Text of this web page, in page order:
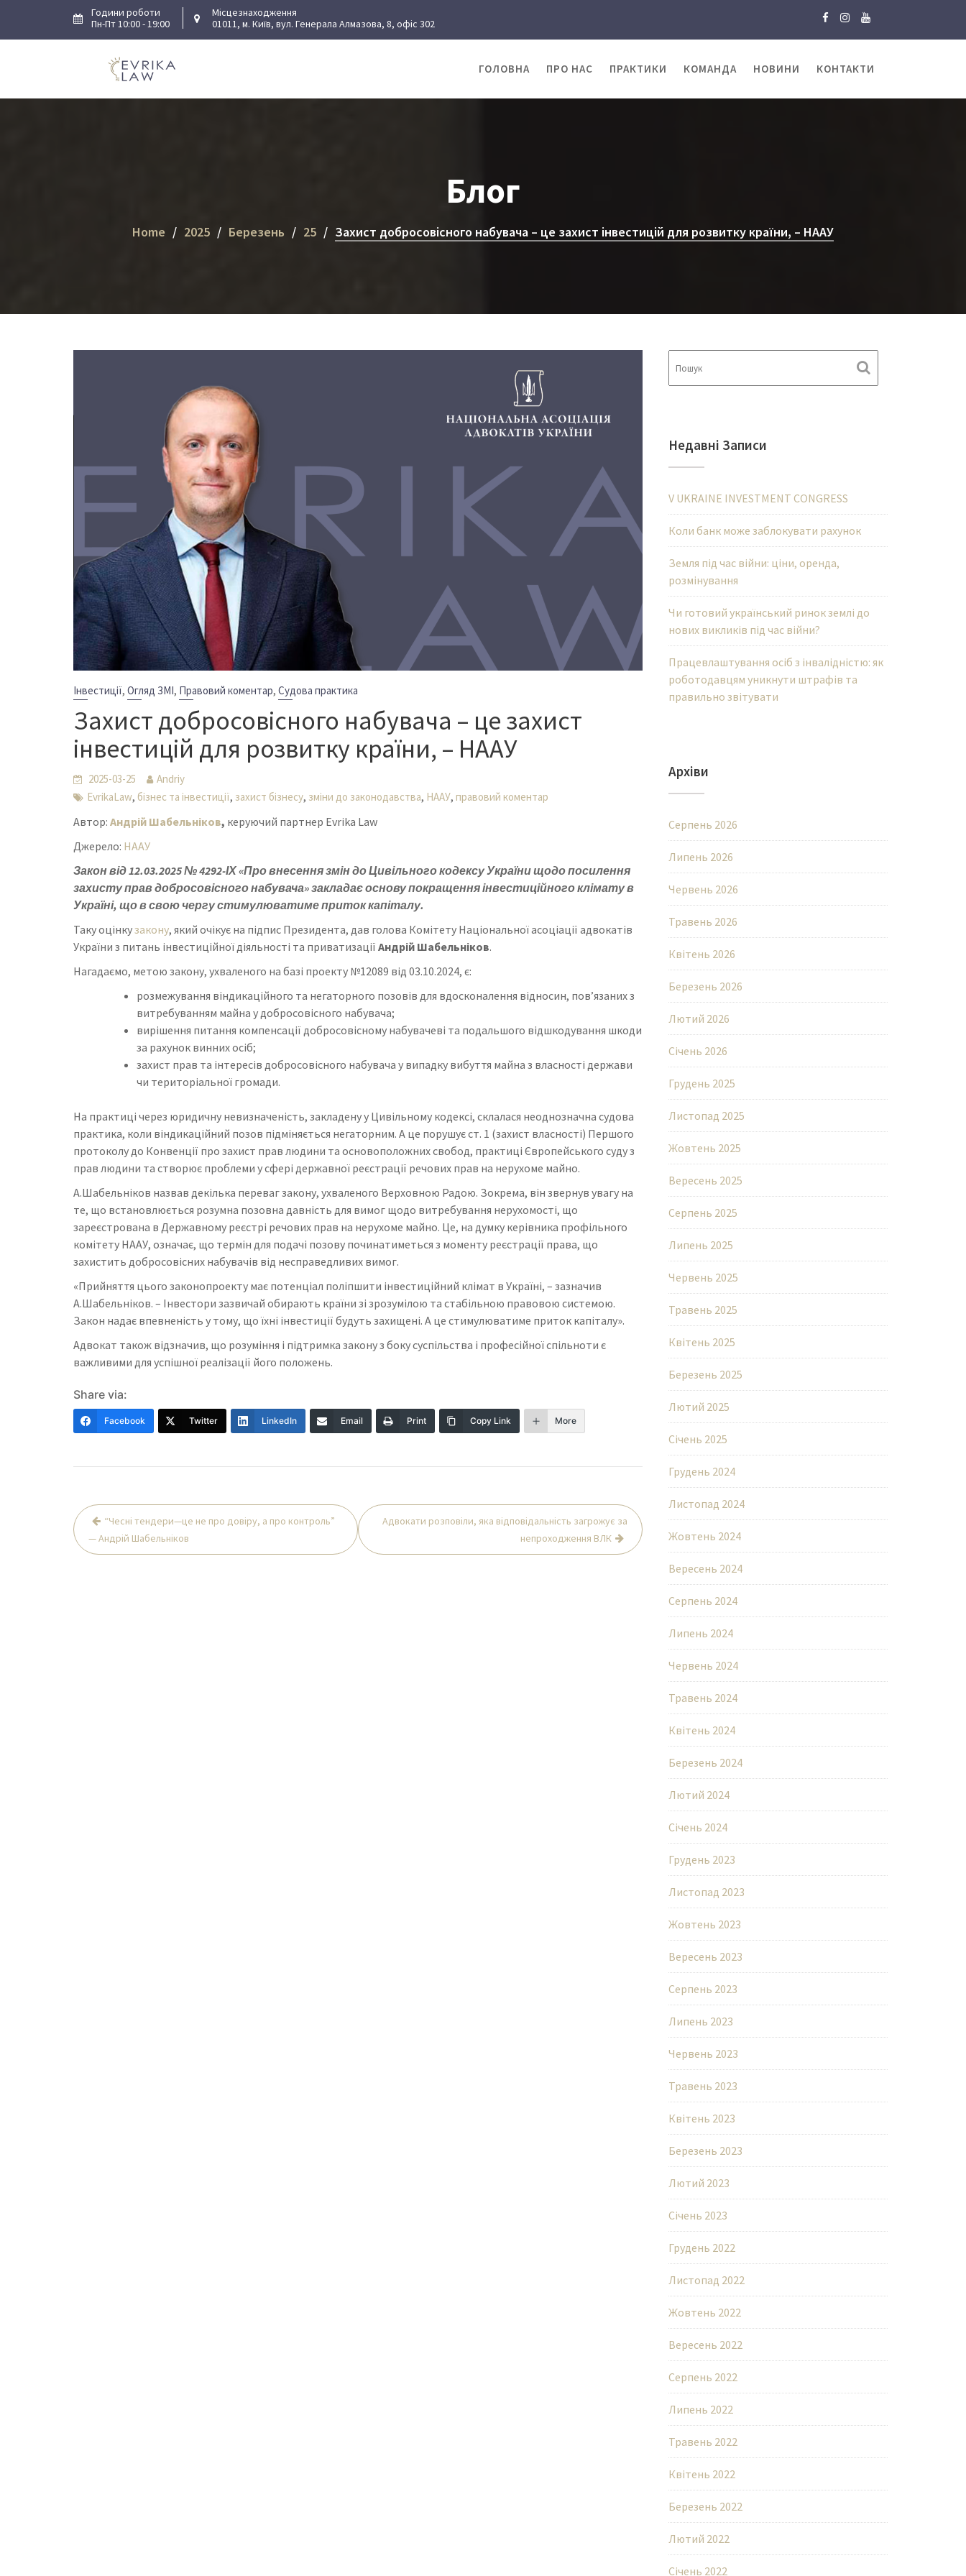
content
Години роботи
Пн-Пт 10:00 - 19:00
Місцезнаходження
01011, м. Київ, вул. Генерала Алмазова, 8, офіс 302
ГОЛОВНА ПРО НАС ПРАКТИКИ КОМАНДА НОВИНИ КОНТАКТИ
Блог
Home 2025 Березень 25 Захист добросовісного набувача – це захист інвестицій для розвитку країни, – НААУ
Інвестиції, Огляд ЗМІ, Правовий коментар, Судова практика
Захист добросовісного набувача – це захист
інвестицій для розвитку країни, – НААУ
2025-03-25
Andriy
EvrikaLaw, бізнес та інвестиції, захист бізнесу, зміни до законодавства, НААУ, правовий коментар
Автор: Андрій Шабельніков, керуючий партнер Evrika Law
Джерело: НААУ
Закон від 12.03.2025 № 4292-ІХ «Про внесення змін до Цивільного кодексу України щодо посилення
захисту прав добросовісного набувача» закладає основу покращення інвестиційного клімату в
Україні, що в свою чергу стимулюватиме приток капіталу.
Таку оцінкузакону, який очікує на підпис Президента, дав голова Комітету Національної асоціації адвокатів
України з питань інвестиційної діяльності та приватизації Андрій Шабельніков.
Нагадаємо, метою закону, ухваленого на базі проекту №12089 від 03.10.2024, є:
розмежування віндикаційного та негаторного позовів для вдосконалення відносин, повʼязаних з
витребуванням майна у добросовісного набувача;
вирішення питання компенсації добросовісному набувачеві та подальшого відшкодування шкоди
за рахунок винних осіб;
захист прав та інтересів добросовісного набувача у випадку вибуття майна з власності держави
чи територіальної громади.
На практиці через юридичну невизначеність, закладену у Цивільному кодексі, склалася неоднозначна судова
практика, коли віндикаційний позов підміняється негаторним. А це порушує ст. 1 (захист власності) Першого
протоколу до Конвенції про захист прав людини та основоположних свобод, практиці Європейського суду з
прав людини та створює проблеми у сфері державної реєстрації речових прав на нерухоме майно.
А.Шабельніков назвав декілька переваг закону, ухваленого Верховною Радою. Зокрема, він звернув увагу на
те, що встановлюється розумна позовна давність для вимог щодо витребування нерухомості, що
зареєстрована в Державному реєстрі речових прав на нерухоме майно. Це, на думку керівника профільного
комітету НААУ, означає, що термін для подачі позову починатиметься з моменту реєстрації права, що
захистить добросовісних набувачів від несправедливих вимог.
«Прийняття цього законопроекту має потенціал поліпшити інвестиційний клімат в Україні, – зазначив
А.Шабельніков. – Інвестори зазвичай обирають країни зі зрозумілою та стабільною правовою системою.
Закон надає впевненість у тому, що їхні інвестиції будуть захищені. А це стимулюватиме приток капіталу».
Адвокат також відзначив, що розуміння і підтримка закону з боку суспільства і професійної спільноти є
важливими для успішної реалізації його положень.
Share via:
Facebook Twitter LinkedIn Email Print Copy Link More
Навігація
записів
“Чесні тендери—це не про довіру, а про контроль”
— Андрій Шабельніков
Адвокати розповіли, яка відповідальність загрожує за
непроходження ВЛК
Недавні Записи
V UKRAINE INVESTMENT CONGRESS
Коли банк може заблокувати рахунок
Земля під час війни: ціни, оренда,
розмінування
Чи готовий український ринок землі до
нових викликів під час війни?
Працевлаштування осіб з інвалідністю: як
роботодавцям уникнути штрафів та
правильно звітувати
Архіви
Серпень 2026
Липень 2026
Червень 2026
Травень 2026
Квітень 2026
Березень 2026
Лютий 2026
Січень 2026
Грудень 2025
Листопад 2025
Жовтень 2025
Вересень 2025
Серпень 2025
Липень 2025
Червень 2025
Травень 2025
Квітень 2025
Березень 2025
Лютий 2025
Січень 2025
Грудень 2024
Листопад 2024
Жовтень 2024
Вересень 2024
Серпень 2024
Липень 2024
Червень 2024
Травень 2024
Квітень 2024
Березень 2024
Лютий 2024
Січень 2024
Грудень 2023
Листопад 2023
Жовтень 2023
Вересень 2023
Серпень 2023
Липень 2023
Червень 2023
Травень 2023
Квітень 2023
Березень 2023
Лютий 2023
Січень 2023
Грудень 2022
Листопад 2022
Жовтень 2022
Вересень 2022
Серпень 2022
Липень 2022
Травень 2022
Квітень 2022
Березень 2022
Лютий 2022
Січень 2022